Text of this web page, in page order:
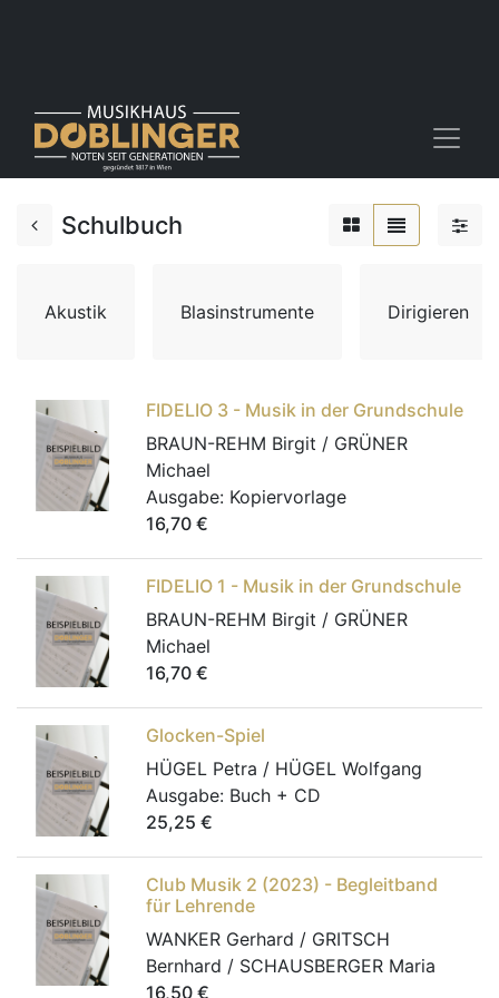
Schulbuch
Akustik Blasinstrumente Dirigieren
FIDELIO 3 - Musik in der Grundschule
BRAUN-REHM Birgit / GRÜNER
Michael
Ausgabe: Kopiervorlage
16,70 €
FIDELIO 1 - Musik in der Grundschule
BRAUN-REHM Birgit / GRÜNER
Michael
16,70 €
Glocken-Spiel
HÜGEL Petra / HÜGEL Wolfgang
Ausgabe: Buch + CD
25,25 €
Club Musik 2 (2023) - Begleitband
für Lehrende
WANKER Gerhard / GRITSCH
Bernhard / SCHAUSBERGER Maria
16,50 €